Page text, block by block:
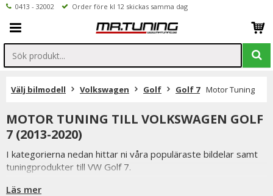
0413 - 32002 Order före kl 12 skickas samma dag
Välj bilmodell Volkswagen Golf Golf 7 Motor Tuning
MOTOR TUNING TILL VOLKSWAGEN GOLF
7 (2013-2020)
I kategorierna nedan hittar ni våra populäraste bildelar samt
tuningprodukter till VW Golf 7.
Är det ni undrar över eller saknar i vårt sortiment är ni
Läs mer